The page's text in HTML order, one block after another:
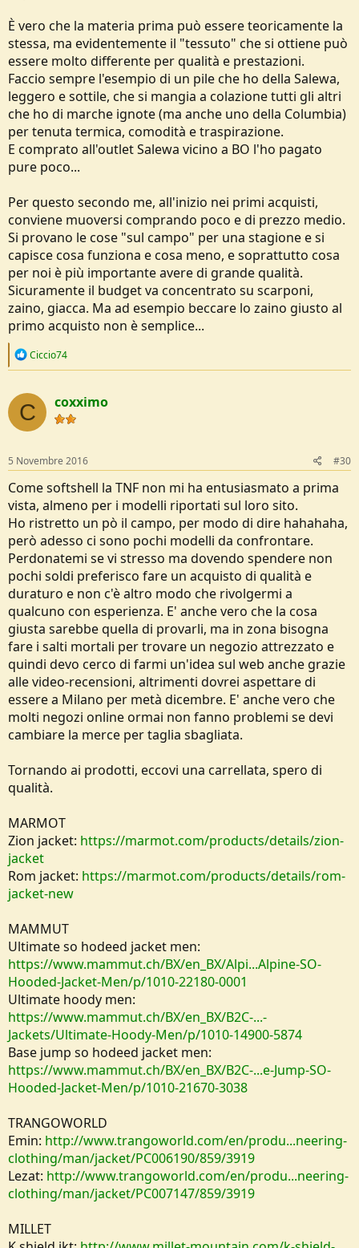
È vero che la materia prima può essere teoricamente la
stessa, ma evidentemente il "tessuto" che si ottiene può
essere molto differente per qualità e prestazioni.
Faccio sempre l'esempio di un pile che ho della Salewa,
leggero e sottile, che si mangia a colazione tutti gli altri
che ho di marche ignote (ma anche uno della Columbia)
per tenuta termica, comodità e traspirazione.
E comprato all'outlet Salewa vicino a BO l'ho pagato
pure poco...
Per questo secondo me, all'inizio nei primi acquisti,
conviene muoversi comprando poco e di prezzo medio.
Si provano le cose "sul campo" per una stagione e si
capisce cosa funziona e cosa meno, e soprattutto cosa
per noi è più importante avere di grande qualità.
Sicuramente il budget va concentrato su scarponi,
zaino, giacca. Ma ad esempio beccare lo zaino giusto al
primo acquisto non è semplice...
R
c
t
i
o
s
:
Ciccio74
C coxximo
5 Novembre 2016 #30
Come softshell la TNF non mi ha entusiasmato a prima
vista, almeno per i modelli riportati sul loro sito.
Ho ristretto un pò il campo, per modo di dire hahahaha,
però adesso ci sono pochi modelli da confrontare.
Perdonatemi se vi stresso ma dovendo spendere non
pochi soldi preferisco fare un acquisto di qualità e
duraturo e non c'è altro modo che rivolgermi a
qualcuno con esperienza. E' anche vero che la cosa
giusta sarebbe quella di provarli, ma in zona bisogna
fare i salti mortali per trovare un negozio attrezzato e
quindi devo cerco di farmi un'idea sul web anche grazie
alle video-recensioni, altrimenti dovrei aspettare di
essere a Milano per metà dicembre. E' anche vero che
molti negozi online ormai non fanno problemi se devi
cambiare la merce per taglia sbagliata.
Tornando ai prodotti, eccovi una carrellata, spero di
qualità.
MARMOT
Zion jacket: https://marmot.com/products/details/zion-
jacket
Rom jacket: https://marmot.com/products/details/rom-
jacket-new
MAMMUT
Ultimate so hodeed jacket men:
https://www.mammut.ch/BX/en_BX/Alpi...Alpine-SO-
Hooded-Jacket-Men/p/1010-22180-0001
Ultimate hoody men:
https://www.mammut.ch/BX/en_BX/B2C-...-
Jackets/Ultimate-Hoody-Men/p/1010-14900-5874
Base jump so hodeed jacket men:
https://www.mammut.ch/BX/en_BX/B2C-...e-Jump-SO-
Hooded-Jacket-Men/p/1010-21670-3038
TRANGOWORLD
Emin: http://www.trangoworld.com/en/produ...neering-
clothing/man/jacket/PC006190/859/3919
Lezat: http://www.trangoworld.com/en/produ...neering-
clothing/man/jacket/PC007147/859/3919
MILLET